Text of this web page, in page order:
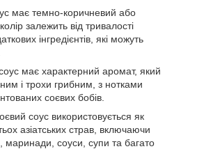
має темно-коричневий або
залежить від тривалості
інгредієнтів, які можуть
має характерний аромат, який
і трохи грибним, з нотками
соєвих бобів.
соус використовується як
азіатських страв, включаючи
маринади, соуси, супи та багато